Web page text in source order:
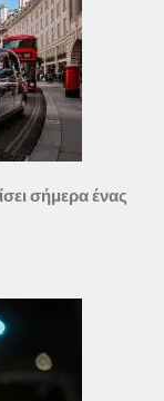
σήμερα ένας